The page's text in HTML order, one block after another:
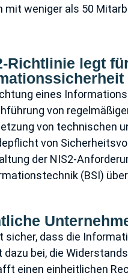
mit weniger als 50
Richtlinie legt
eines
von
von technischen
von
der NIS2-
(BSI)
sicher, dass die
dazu bei, die
einen einheitlichen